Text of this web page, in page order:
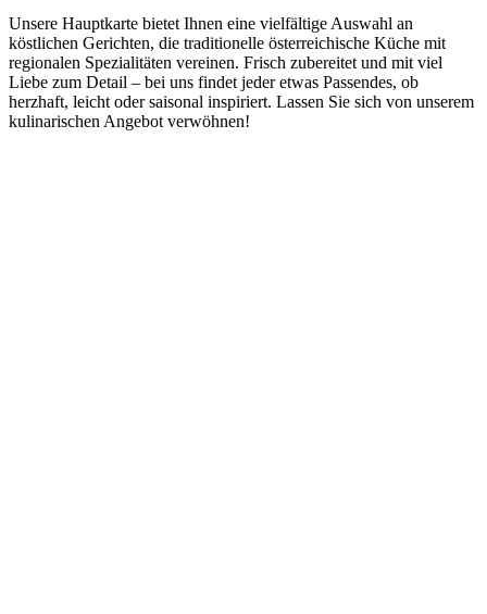
Unsere Hauptkarte bietet Ihnen eine vielfältige Auswahl an
köstlichen Gerichten, die traditionelle österreichische Küche mit
regionalen Spezialitäten vereinen. Frisch zubereitet und mit viel
Liebe zum Detail – bei uns findet jeder etwas Passendes, ob
herzhaft, leicht oder saisonal inspiriert. Lassen Sie sich von unserem
kulinarischen Angebot verwöhnen!